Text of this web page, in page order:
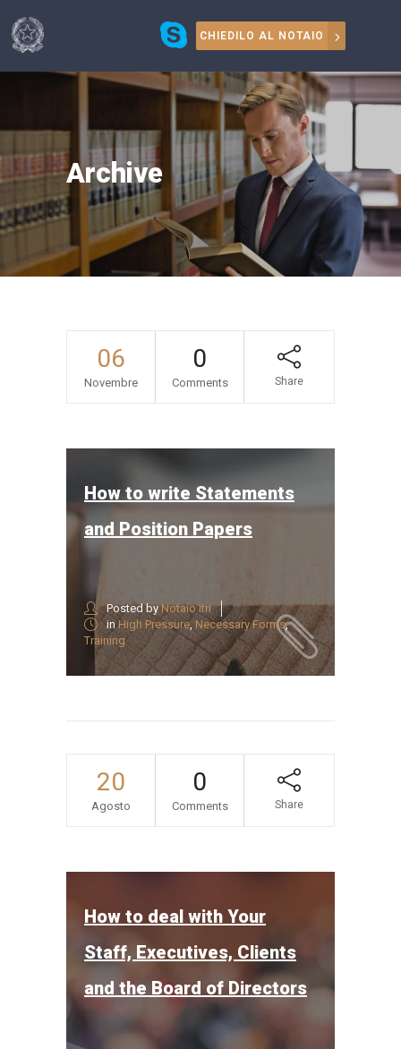
CHIEDILO AL NOTAIO
Archive
06
Novembre
0
Comments Share
How to write Statements
and Position Papers
Posted byNotaio Itri
in High Pressure, Necessary Forms,
Training
20
Agosto
0
Comments Share
How to deal with Your
Staff, Executives, Clients
and the Board of Directors